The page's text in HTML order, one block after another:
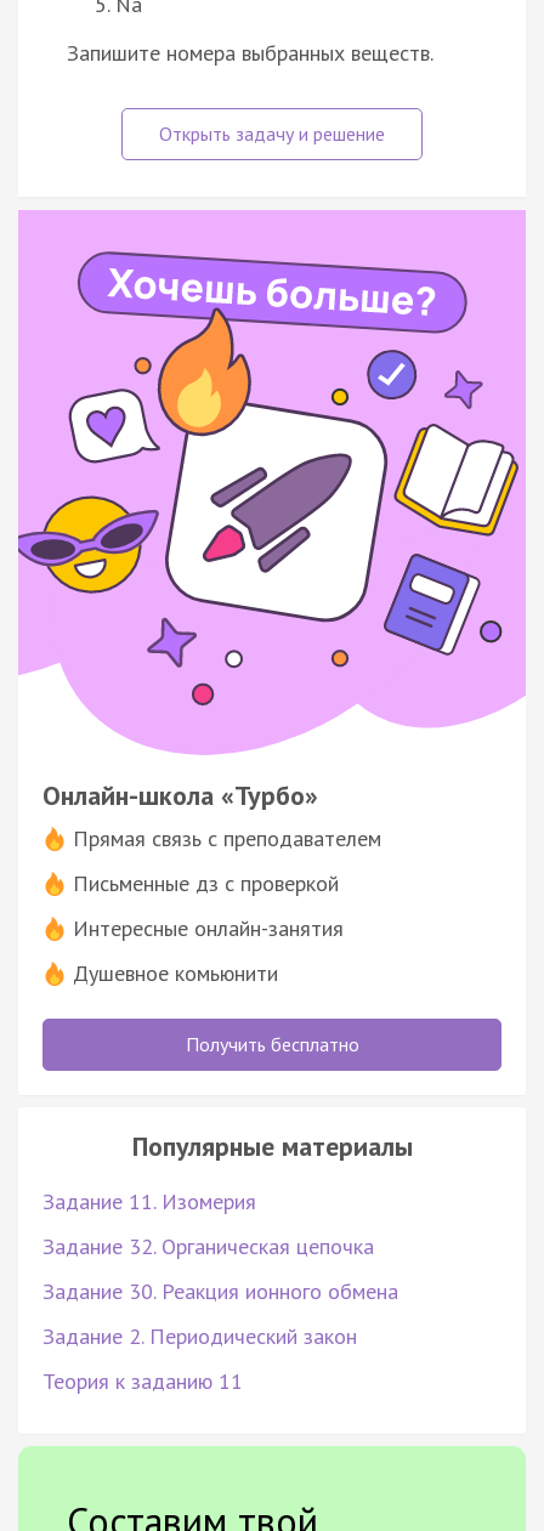
Запишите номера выбранных веществ.
Онлайн-школа «Турбо»
Прямая связь с преподавателем
Письменные дз с проверкой
Интересные онлайн-занятия
Душевное комьюнити
Получить бесплатно
Популярные материалы
Задание 11. Изомерия
Задание 32. Органическая цепочка
Задание 30. Реакция ионного обмена
Задание 2. Периодический закон
Теория к заданию 11